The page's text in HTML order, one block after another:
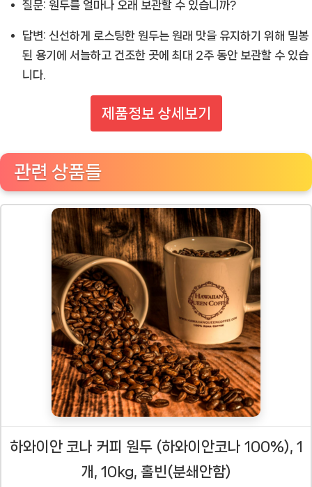
질문: 원두를 얼마나 오래 보관할 수 있습니까?
답변: 신선하게 로스팅한 원두는 원래 맛을 유지하기 위해 밀봉
된 용기에 서늘하고 건조한 곳에 최대 2주 동안 보관할 수 있습
니다.
제품정보 상세보기
관련 상품들
하와이안 코나 커피 원두 (하와이안코나 100%), 1
개, 10kg, 홀빈(분쇄안함)